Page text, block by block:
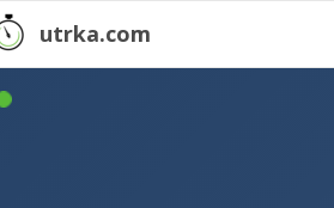
utrka.com